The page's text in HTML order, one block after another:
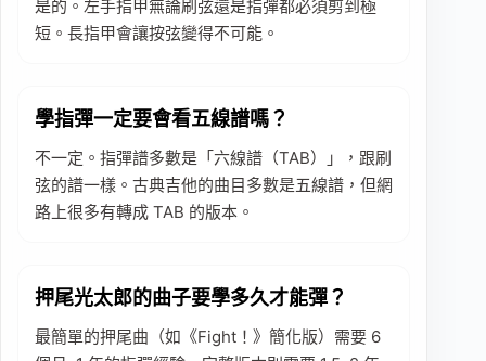
是的。左手指甲無論刷弦還是指彈都必須剪到極
短。長指甲會讓按弦變得不可能。
學指彈一定要會看五線譜嗎？
不一定。指彈譜多數是「六線譜（TAB）」，跟刷
弦的譜一樣。古典吉他的曲目多數是五線譜，但網
路上很多有轉成 TAB 的版本。
押尾光太郎的曲子要學多久才能彈？
最簡單的押尾曲（如《Fight！》簡化版）需要 6